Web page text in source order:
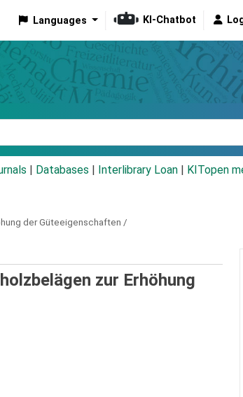
Languages KI-Chatbot
Databases Interlibrary Loan KITopen
der Güteeigenschaften /
zur Erhöhung